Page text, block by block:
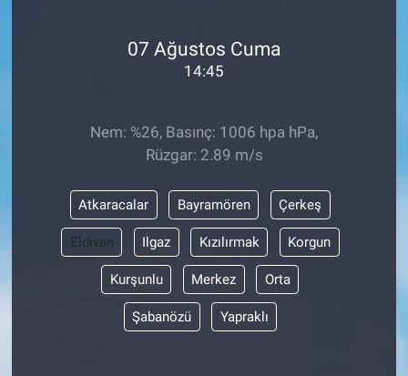
07 Ağustos Cuma
14:45
Nem: %26, Basınç: 1006 hpa hPa,
Rüzgar: 2.89 m/s
Atkaracalar Bayramören Çerkeş
Eldivan Ilgaz Kızılırmak Korgun
Kurşunlu Merkez Orta
Şabanözü Yapraklı